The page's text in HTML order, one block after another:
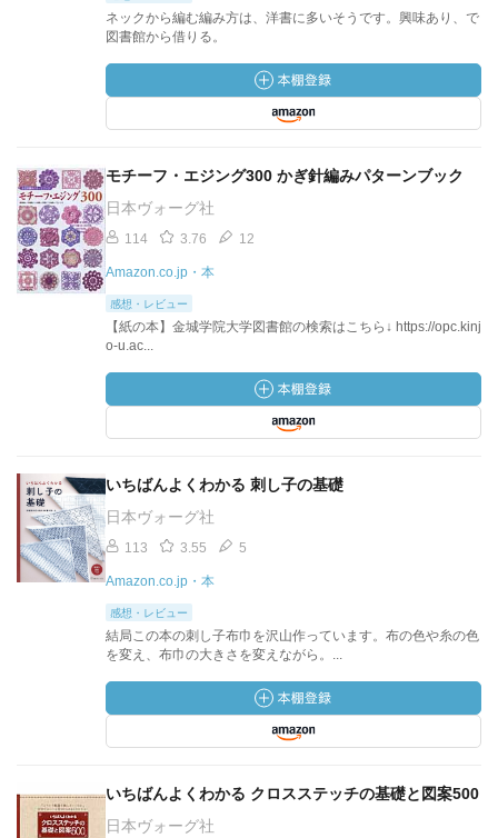
ネックから編む編み方は、洋書に多いそうです。興味あり、で
図書館から借りる。
モチーフ・エジング300 かぎ針編みパターンブック
日本ヴォーグ社
114 3.76 12
Amazon.co.jp・本
感想・レビュー
【紙の本】金城学院大学図書館の検索はこちら↓ https://opc.kinj
o-u.ac...
いちばんよくわかる 刺し子の基礎
日本ヴォーグ社
113 3.55 5
Amazon.co.jp・本
感想・レビュー
結局この本の刺し子布巾を沢山作っています。布の色や糸の色
を変え、布巾の大きさを変えながら。...
いちばんよくわかる クロスステッチの基礎と図案500
日本ヴォーグ社